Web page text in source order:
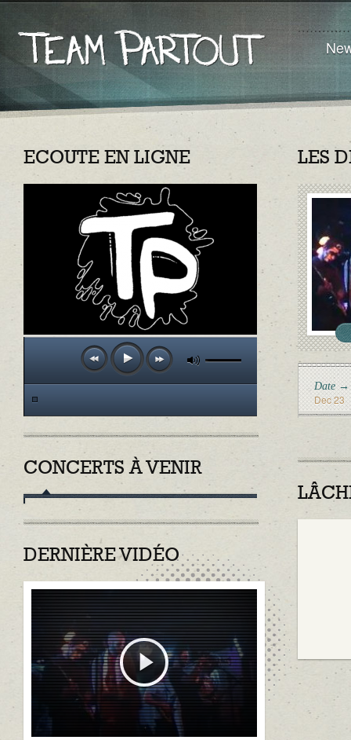
ECOUTE EN LIGNE
CONCERTS À VENIR
DERNIÈRE VIDÉO
LES
Date →
Dec 23